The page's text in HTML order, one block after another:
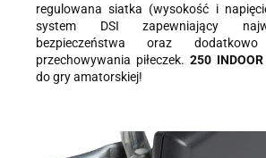
regulowana siatka (wysokość i
system DSI zapewniający
bezpieczeństwa oraz
przechowywania piłeczek. 250 INDOOR
do gry amatorskiej!